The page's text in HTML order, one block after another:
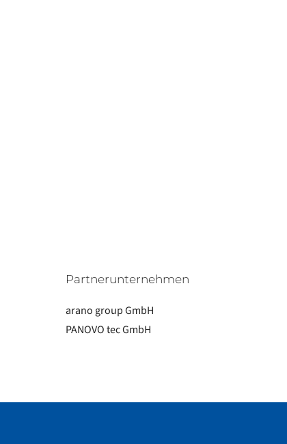
Partnerunternehmen
arano group GmbH
PANOVO tec GmbH